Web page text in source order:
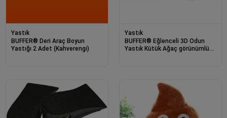
Yastık
BUFFER® Deri Araç Boyun
Yastığı 2 Adet (Kahverengi)
Yastık
BUFFER® Eğlenceli 3D Odun
Yastık Kütük Ağaç görünümlü